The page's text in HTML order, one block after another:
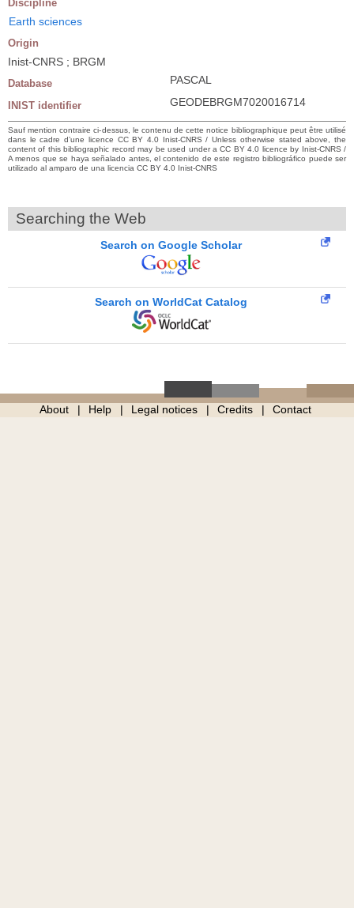
Discipline
Earth sciences
Origin
Inist-CNRS ; BRGM
Database PASCAL
INIST identifier GEODEBRGM7020016714
Sauf mention contraire ci-dessus, le contenu de cette notice bibliographique peut être utilisé
dans le cadre d’une licence CC BY 4.0 Inist-CNRS / Unless otherwise stated above, the
content of this bibliographic record may be used under a CC BY 4.0 licence by Inist-CNRS /
A menos que se haya señalado antes, el contenido de este registro bibliográfico puede ser
utilizado al amparo de una licencia CC BY 4.0 Inist-CNRS
Searching the Web
Search on Google Scholar
Search on WorldCat Catalog
About Help Legal notices Credits Contact